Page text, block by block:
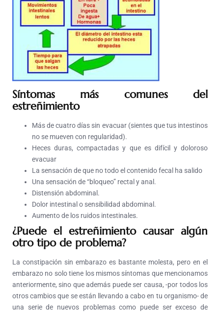
Síntomas más comunes del
estreñimiento
Más de cuatro días sin evacuar (sientes que tus intestinos
no se mueven con regularidad).
Heces duras, compactadas y que es difícil y doloroso
evacuar
La sensación de que no todo el contenido fecal ha salido
Una sensación de “bloqueo” rectal y anal.
Distensión abdominal.
Dolor intestinal o sensibilidad abdominal.
Aumento de los ruidos intestinales.
¿Puede el estreñimiento causar algún
otro tipo de problema?
La constipación sin embarazo es bastante molesta, pero en el
embarazo no solo tiene los mismos síntomas que mencionamos
anteriormente, sino que además puede ser causa, -por todos los
otros cambios que se están llevando a cabo en tu organismo- de
una serie de nuevos problemas como puede ser exceso de